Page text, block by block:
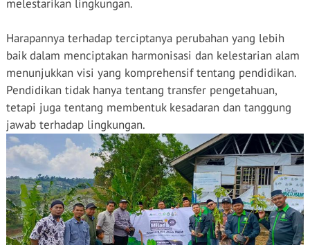
melestarikan lingkungan.
Harapannya terhadap terciptanya perubahan yang lebih
baik dalam menciptakan harmonisasi dan kelestarian alam
menunjukkan visi yang komprehensif tentang pendidikan.
Pendidikan tidak hanya tentang transfer pengetahuan,
tetapi juga tentang membentuk kesadaran dan tanggung
jawab terhadap lingkungan.